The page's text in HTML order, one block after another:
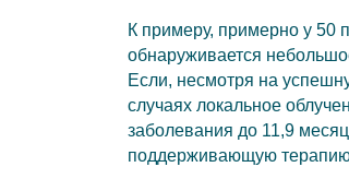
К примеру, примерно у 50
обнаруживается
Если, несмотря на
случаях локальное
заболевания до 11,9
поддерживающую